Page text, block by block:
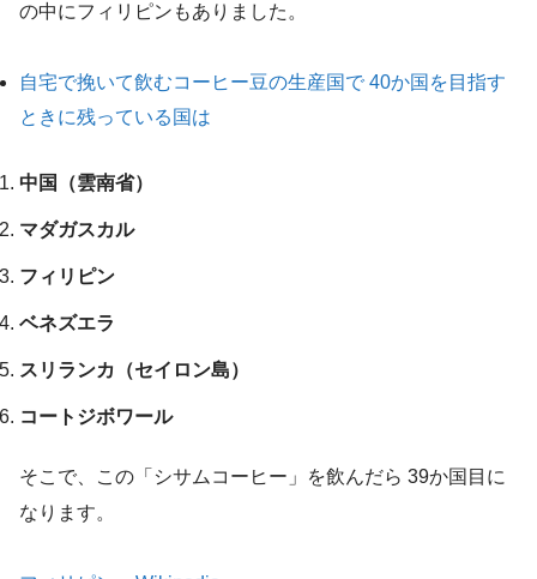
の中にフィリピンもありました。
自宅で挽いて飲むコーヒー豆の生産国で 40か国を目指す
ときに残っている国は
中国（雲南省）
マダガスカル
フィリピン
ベネズエラ
スリランカ（セイロン島）
コートジボワール
そこで、この「シサムコーヒー」を飲んだら 39か国目に
なります。